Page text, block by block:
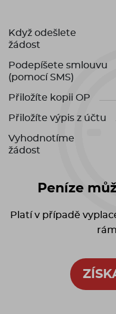
Když odešlete
žádost
Podepíšete smlouvu
(pomocí SMS)
Přiložíte kopii OP
Přiložíte výpis z účtu
Vyhodnotíme
žádost
Peníze
Platí v případě